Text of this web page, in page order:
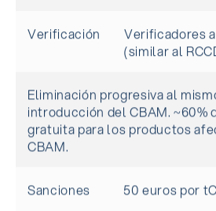
Verificación
Verificadores
(similar al
Eliminación progresiva al
introducción del CBAM. ~60%
gratuita para los productos
CBAM.
Sanciones 50 euros por